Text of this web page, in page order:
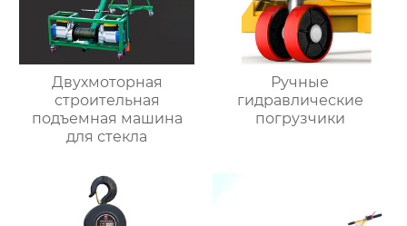
Двухмоторная
строительная
подъемная машина
для стекла
Ручные
гидравлические
погрузчики